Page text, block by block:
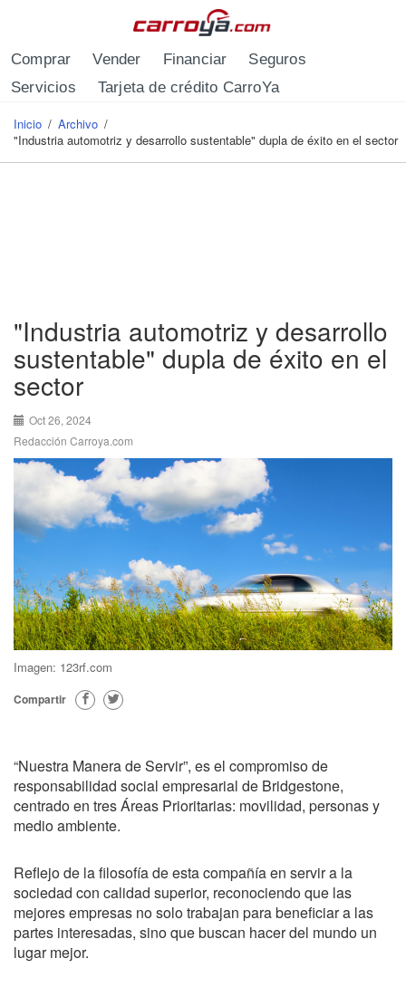
Comprar Vender Financiar
Seguros
Servicios
Tarjeta de crédito CarroYa
Se encuentra usted aquí
Inicio / Archivo /
"Industria automotriz y desarrollo sustentable" dupla de éxito en el sector
"Industria automotriz y desarrollo
sustentable" dupla de éxito en el
sector
Oct 26, 2024
Redacción Carroya.com
Imagen: 123rf.com
Compartir
“Nuestra Manera de Servir”, es el compromiso de
responsabilidad social empresarial de Bridgestone,
centrado en tres Áreas Prioritarias: movilidad, personas y
medio ambiente.
Reflejo de la filosofía de esta compañía en servir a la
sociedad con calidad superior, reconociendo que las
mejores empresas no solo trabajan para beneficiar a las
partes interesadas, sino que buscan hacer del mundo un
lugar mejor.